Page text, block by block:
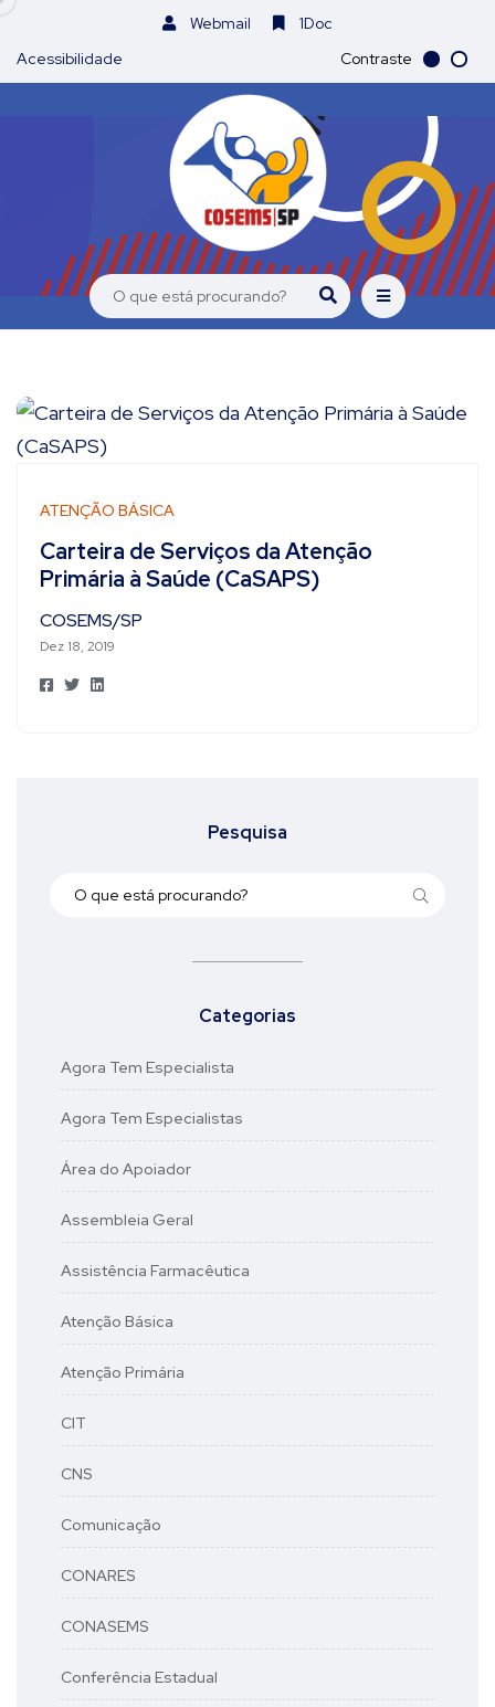
Webmail
1Doc
Acessibilidade
Contraste
ATENÇÃO BÁSICA
Carteira de Serviços da Atenção
Primária à Saúde (CaSAPS)
COSEMS/SP
Dez 18, 2019
Pesquisa
Categorias
Agora Tem Especialista
Agora Tem Especialistas
Área do Apoiador
Assembleia Geral
Assistência Farmacêutica
Atenção Básica
Atenção Primária
CIT
CNS
Comunicação
CONARES
CONASEMS
Conferência Estadual